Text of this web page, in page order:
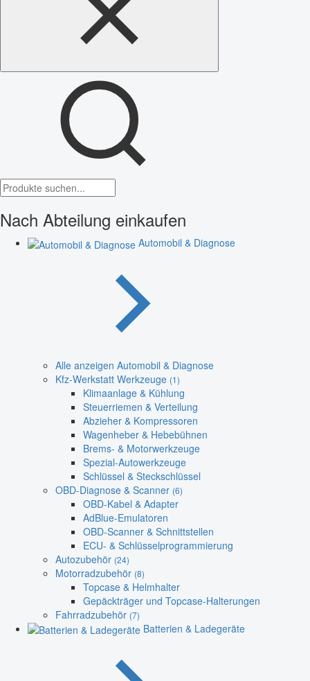
Nach Abteilung einkaufen
Automobil & Diagnose
Alle anzeigen Automobil & Diagnose
Kfz-Werkstatt Werkzeuge (1)
Klimaanlage & Kühlung
Steuerriemen & Verteilung
Abzieher & Kompressoren
Wagenheber & Hebebühnen
Brems- & Motorwerkzeuge
Spezial-Autowerkzeuge
Schlüssel & Steckschlüssel
OBD-Diagnose & Scanner (6)
OBD-Kabel & Adapter
AdBlue-Emulatoren
OBD-Scanner & Schnittstellen
ECU- & Schlüsselprogrammierung
Autozubehör (24)
Motorradzubehör (8)
Topcase & Helmhalter
Gepäckträger und Topcase-Halterungen
Fahrradzubehör (7)
Batterien & Ladegeräte